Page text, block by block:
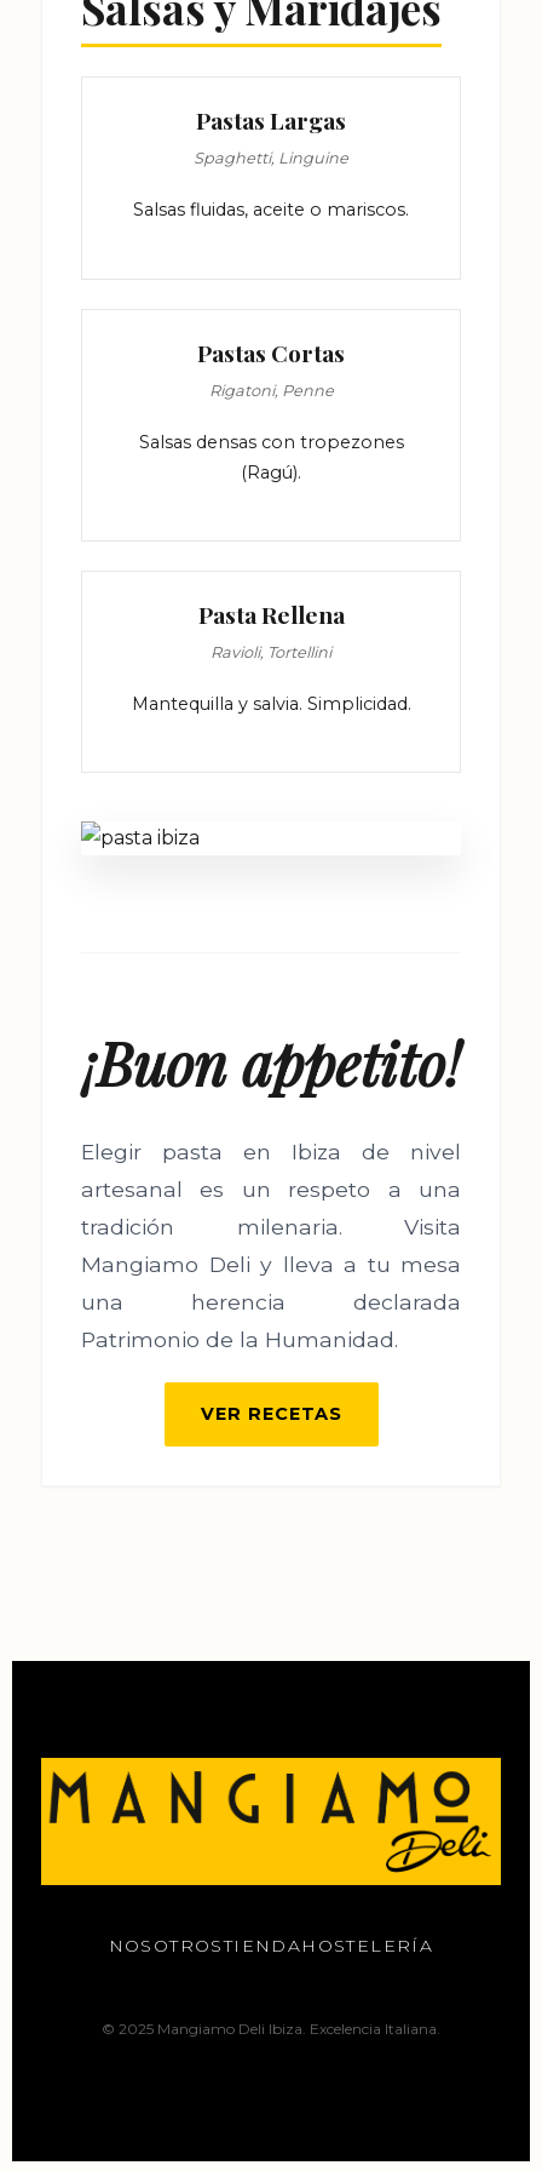
Pastas Largas
Spaghetti, Linguine
Salsas fluidas, aceite o mariscos.
Pastas Cortas
Rigatoni, Penne
Salsas densas con tropezones
(Ragú).
Pasta Rellena
Ravioli, Tortellini
Mantequilla y salvia. Simplicidad.
¡Buon appetito!
Elegir pasta en Ibiza de nivel
artesanal es un respeto a una
tradición milenaria. Visita
Mangiamo Deli y lleva a tu mesa
una herencia declarada
Patrimonio de la Humanidad.
VER RECETAS
NOSOTROSTIENDAHOSTELERÍA
© 2025 Mangiamo Deli Ibiza. Excelencia Italiana.